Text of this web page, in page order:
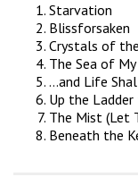
Starvation
Blissforsaken
Crystals of
The Sea of
...and Life
Up the
The Mist (Let
Beneath the